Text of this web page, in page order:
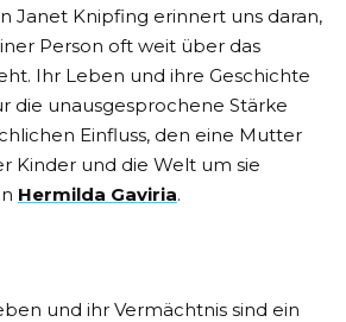
Janet Knipfing erinnert uns daran,
Person oft weit über das
Ihr Leben und ihre Geschichte
die unausgesprochene Stärke
Einfluss, den eine Mutter
Kinder und die Welt um sie
Hermilda Gaviria.
und ihr Vermächtnis sind ein